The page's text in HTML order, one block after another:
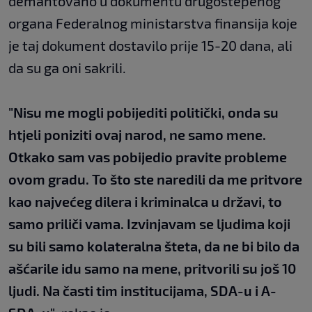
organa Federalnog ministarstva finansija koje
je taj dokument dostavilo prije 15-20 dana, ali
da su ga oni sakrili.
"Nisu me mogli pobijediti politički, onda su
htjeli poniziti ovaj narod, ne samo mene.
Otkako sam vas pobijedio pravite probleme
ovom gradu. To što ste naredili da me pritvore
kao najvećeg dilera i kriminalca u državi, to
samo priliči vama. Izvinjavam se ljudima koji
su bili samo kolateralna šteta, da ne bi bilo da
ašćarile idu samo na mene, pritvorili su još 10
ljudi. Na časti tim institucijama, SDA-u i A-